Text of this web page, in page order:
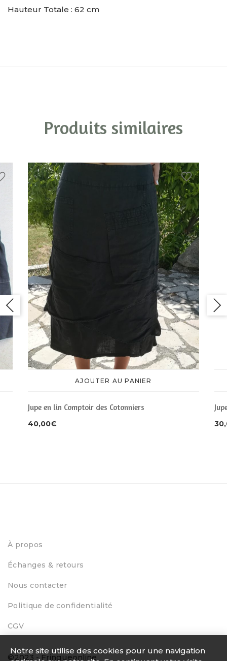
Hauteur Totale : 62 cm
Produits similaires
AJOUTER AU PANIER
Jupe en lin Comptoir des Cotonniers
40,00€
À propos
Échanges & retours
Nous contacter
Politique de confidentialité
CGV
©2023 - Fringueonline
Notre site utilise des cookies pour une navigation